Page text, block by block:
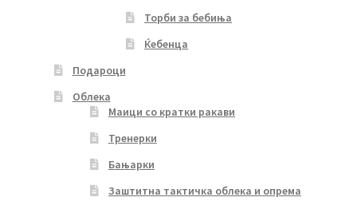
Торби за бебиња
Ќебенца
Подароци
Облека
Маици со кратки ракави
Тренерки
Бањарки
Заштитна тактичка облека и опрема